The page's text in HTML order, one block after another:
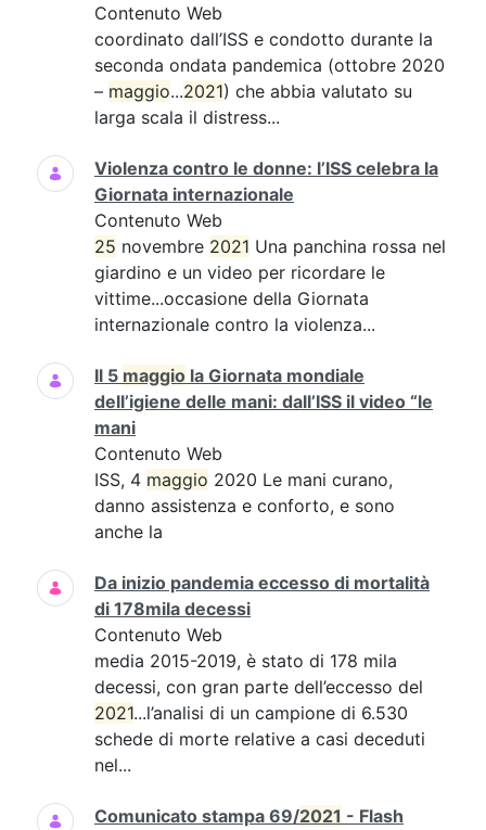
Contenuto Web
coordinato dall’ISS e condotto durante la
seconda ondata pandemica (ottobre 2020
– maggio...2021) che abbia valutato su
larga scala il distress...
Violenza contro le donne: l’ISS celebra la
Giornata internazionale
Contenuto Web
25 novembre 2021 Una panchina rossa nel
giardino e un video per ricordare le
vittime...occasione della Giornata
internazionale contro la violenza...
Il 5 maggio la Giornata mondiale
dell’igiene delle mani: dall’ISS il video “le
mani
Contenuto Web
ISS, 4 maggio 2020 Le mani curano,
danno assistenza e conforto, e sono
anche la
Da inizio pandemia eccesso di mortalità
di 178mila decessi
Contenuto Web
media 2015-2019, è stato di 178 mila
decessi, con gran parte dell’eccesso del
2021...l’analisi di un campione di 6.530
schede di morte relative a casi deceduti
nel...
Comunicato stampa 69/2021 - Flash